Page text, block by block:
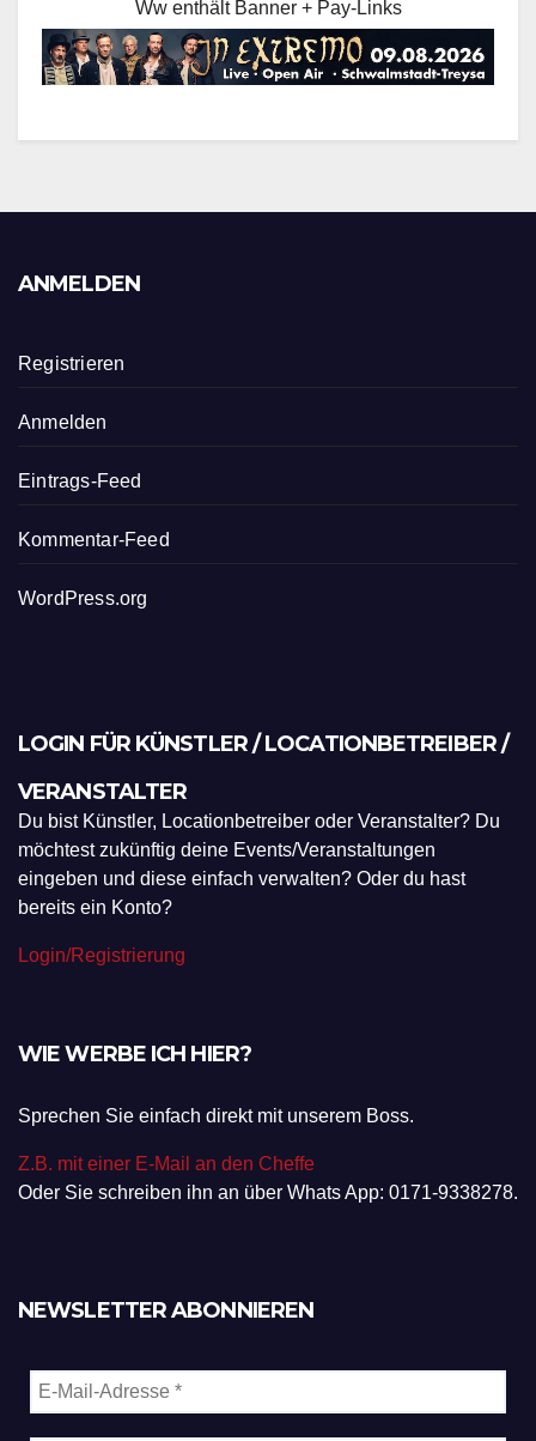
Ww enthält Banner + Pay-Links
ANMELDEN
Registrieren
Anmelden
Eintrags-Feed
Kommentar-Feed
WordPress.org
LOGIN FÜR KÜNSTLER / LOCATIONBETREIBER /
VERANSTALTER
Du bist Künstler, Locationbetreiber oder Veranstalter? Du
möchtest zukünftig deine Events/Veranstaltungen
eingeben und diese einfach verwalten? Oder du hast
bereits ein Konto?
Login/Registrierung
WIE WERBE ICH HIER?
Sprechen Sie einfach direkt mit unserem Boss.
Z.B. mit einer E-Mail an den Cheffe
Oder Sie schreiben ihn an über Whats App: 0171-9338278.
NEWSLETTER ABONNIEREN